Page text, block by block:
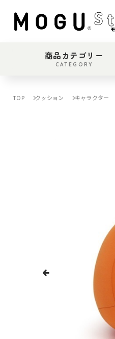
商品カテゴリー
CATEGORY
TOP クッション キャラクター